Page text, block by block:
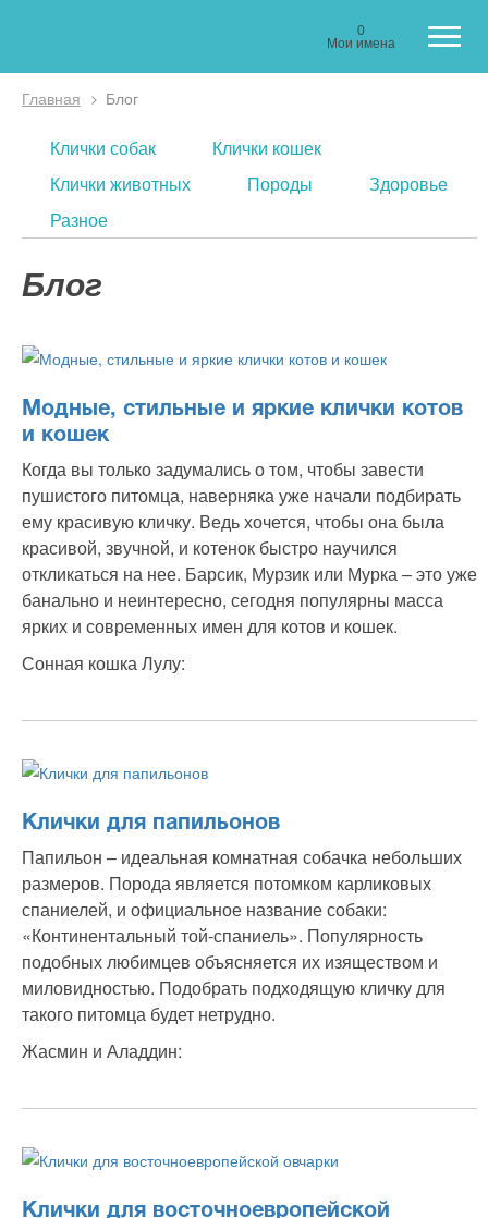
0
Мои имена
Главная Блог
Клички собак
Клички кошек
Клички животных
Породы
Здоровье
Разное
Блог
Модные, стильные и яркие клички котов
и кошек
Когда вы только задумались о том, чтобы завести
пушистого питомца, наверняка уже начали подбирать
ему красивую кличку. Ведь хочется, чтобы она была
красивой, звучной, и котенок быстро научился
откликаться на нее. Барсик, Мурзик или Мурка – это уже
банально и неинтересно, сегодня популярны масса
ярких и современных имен для котов и кошек.
Сонная кошка Лулу:
Клички для папильонов
Папильон – идеальная комнатная собачка небольших
размеров. Порода является потомком карликовых
спаниелей, и официальное название собаки:
«Континентальный той-спаниель». Популярность
подобных любимцев объясняется их изяществом и
миловидностью. Подобрать подходящую кличку для
такого питомца будет нетрудно.
Жасмин и Аладдин:
Клички для восточноевропейской